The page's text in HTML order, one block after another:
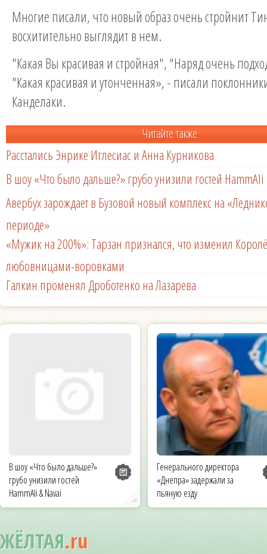
Многие писали, что новый образ очень стройнит
восхитительно выглядит в нем.
"Какая Вы красивая и стройная", "Наряд очень
"Какая красивая и утонченная», - писали
Канделаки.
Читайте также
Расстались Энрике Иглесиас и Анна Курникова
В шоу «Что было дальше?» грубо унизили гостей HammAli
Авербух зарождает в Бузовой новый комплекс на
периоде»
«Мужик на 200%»: Тарзан признался, что изменил
любовницами-воровками
Галкин променял Дроботенко на Лазарева
В шоу «Что было дальше?»
грубо унизили гостей
HammAli & Navai
Генерального директора
«Днепра» задержали за
пьяную езду
ЖЁЛТАЯ.ru